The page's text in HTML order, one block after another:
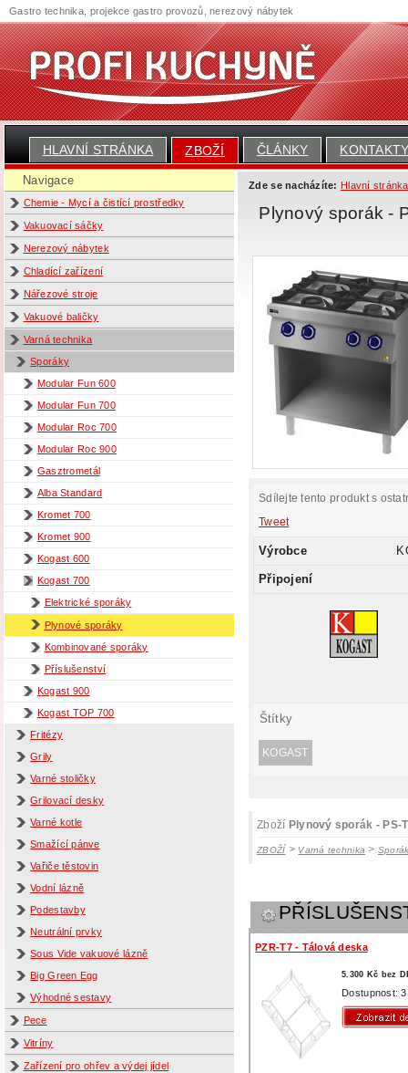
HLAVNÍ STRÁNKA ZBOŽÍ ČLÁNKY
Navigace
Chemie - Mycí a čistící prostředky
Vakuovací sáčky
Nerezový nábytek
Chladící zařízení
Nářezové stroje
Vakuové baličky
Varná technika
Sporáky
Modular Fun 600
Modular Fun 700
Modular Roc 700
Modular Roc 900
Gasztrometál
Alba Standard
Kromet 700
Kromet 900
Kogast 600
Kogast 700
Elektrické sporáky
Plynové sporáky
Kombinované sporáky
Příslušenství
Kogast 900
Kogast TOP 700
Fritézy
Grily
Varné stoličky
Grilovací desky
Varné kotle
Smažící pánve
Vařiče těstovin
Vodní lázně
Podestavby
Neutrální prvky
Sous Vide vakuové lázně
Big Green Egg
Výhodné sestavy
Pece
Vitríny
Zařízení pro ohřev a výdej jídel
Zde se nacházíte: Hlavní stránka
Plynový sporák -
Sdílejte tento produkt s
Tweet
Výrobce
Připojení
Štítky
KOGAST
Zboží Plynový sporák - PS-
ZBOŽÍ > Varná technika >
PZR-T7 - Tálová deska
5.300 Kč bez
Dostupnost:
Gastro technika, projekce gastro provozů, nerezový nábytek